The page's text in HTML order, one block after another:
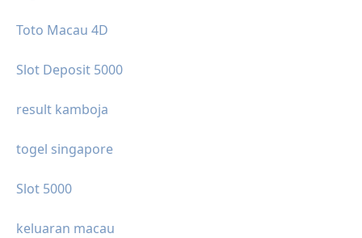
Toto Macau 4D
Slot Deposit 5000
result kamboja
togel singapore
Slot 5000
keluaran macau